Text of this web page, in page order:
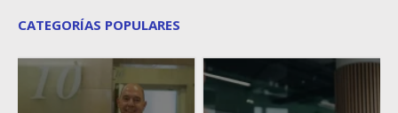
CATEGORÍAS POPULARES